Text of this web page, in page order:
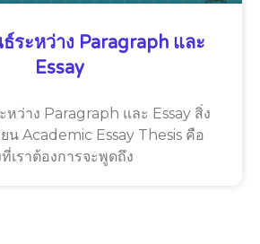
ระหว่าง Paragraph และ
Essay
ว่าง Paragraph และ Essay สิ่ง
น Academic Essay Thesis คือ
เราต้องการจะพูดถึง